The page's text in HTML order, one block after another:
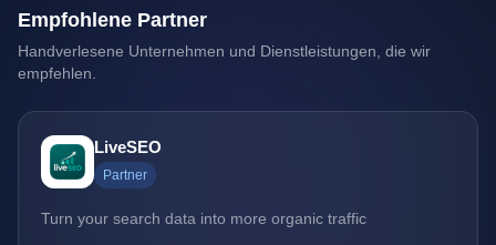
Empfohlene Partner
Handverlesene Unternehmen und Dienstleistungen, die wir
empfehlen.
LiveSEO
Partner
Turn your search data into more organic traffic